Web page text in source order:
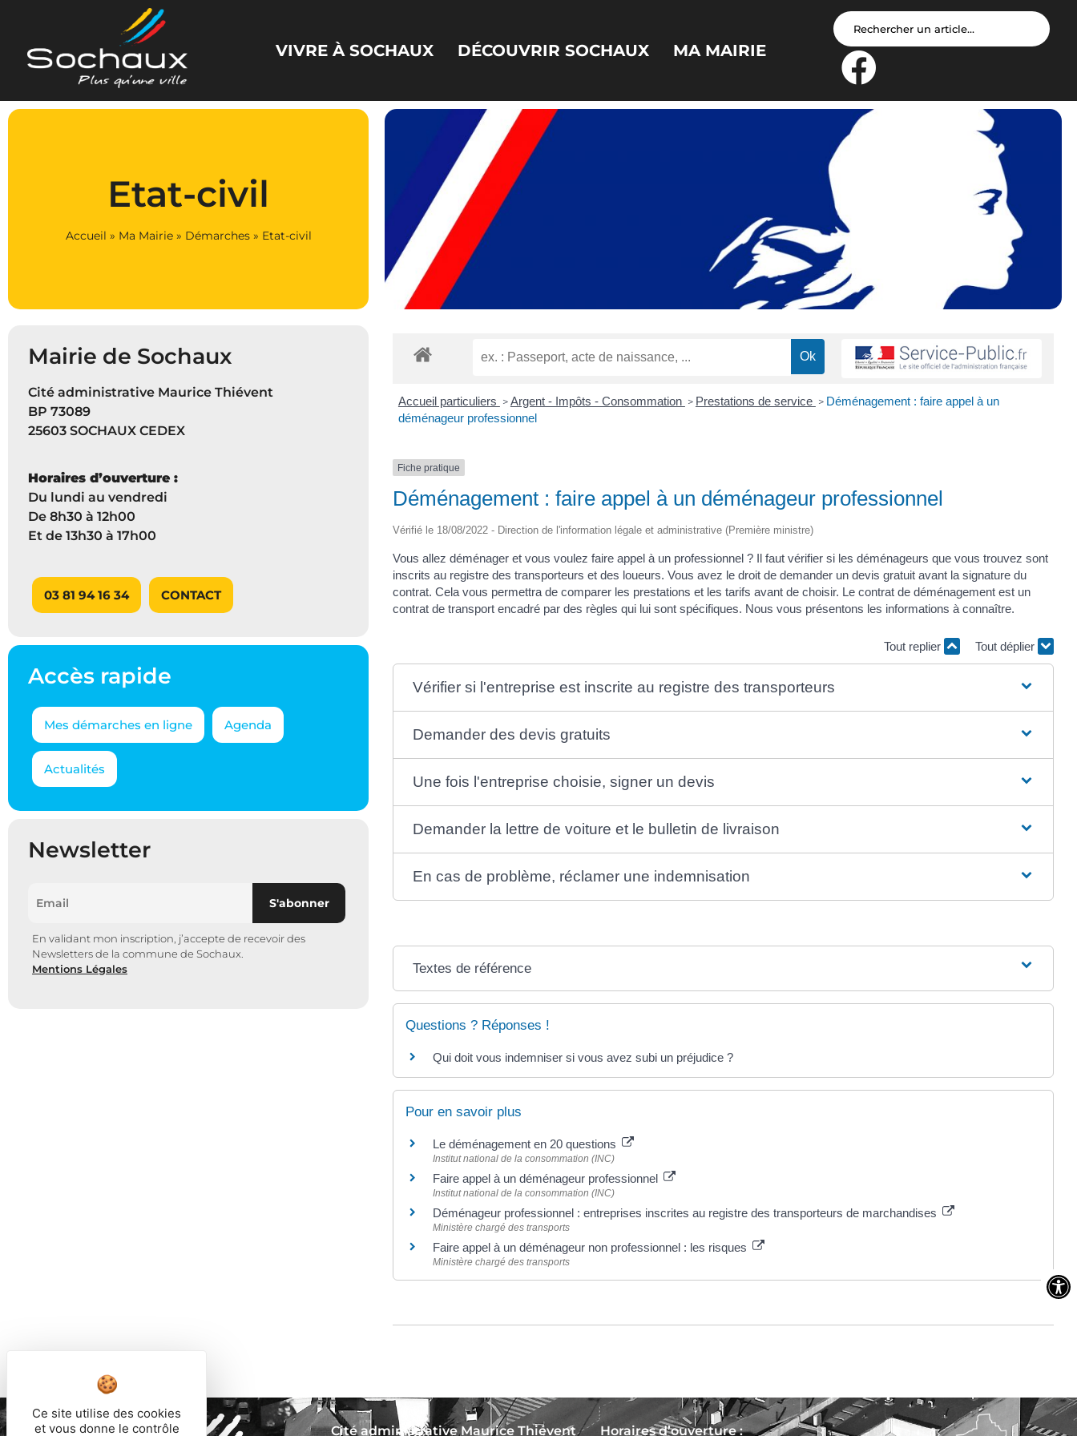
VIVRE À SOCHAUX DÉCOUVRIR SOCHAUX MA MAIRIE
Etat-civil
Accueil » Ma Mairie» Démarches» Etat-civil
Mairie de Sochaux
Cité administrative Maurice Thiévent
BP 73089
25603 SOCHAUX CEDEX
Horaires d’ouverture :
Du lundi au vendredi
De 8h30 à 12h00
Et de 13h30 à 17h00
03 81 94 16 34 CONTACT
Accès rapide
Mes démarches en ligne Agenda
Actualités
Newsletter
En validant mon inscription, j’accepte de recevoir des
Newsletters de la commune de Sochaux.
Mentions Légales
Accueil particuliers >Argent - Impôts - Consommation > Prestations de service > Déménagement : faire appel à un
déménageur professionnel
Fiche pratique
Déménagement : faire appel à un déménageur professionnel
Vérifié le 18/08/2022 - Direction de l'information légale et administrative (Première ministre)
Vous allez déménager et vous voulez faire appel à un professionnel ? Il faut vérifier si les déménageurs que vous trouvez sont
inscrits au registre des transporteurs et des loueurs. Vous avez le droit de demander un devis gratuit avant la signature du
contrat. Cela vous permettra de comparer les prestations et les tarifs avant de choisir. Le contrat de déménagement est un
contrat de transport encadré par des règles qui lui sont spécifiques. Nous vous présentons les informations à connaître.
Tout replier Tout déplier
Vérifier si l'entreprise est inscrite au registre des transporteurs
Demander des devis gratuits
Une fois l'entreprise choisie, signer un devis
Demander la lettre de voiture et le bulletin de livraison
En cas de problème, réclamer une indemnisation
Textes de référence
Questions ? Réponses !
Qui doit vous indemniser si vous avez subi un préjudice ?
Pour en savoir plus
Le déménagement en 20 questions
Institut national de la consommation (INC)
Faire appel à un déménageur professionnel
Institut national de la consommation (INC)
Déménageur professionnel : entreprises inscrites au registre des transporteurs de marchandises
Ministère chargé des transports
Faire appel à un déménageur non professionnel : les risques
Ministère chargé des transports
Cité administrative Maurice Thiévent Horaires d’ouverture :
Panneau de gestion des cookies
Ce site utilise des cookies
et vous donne le contrôle